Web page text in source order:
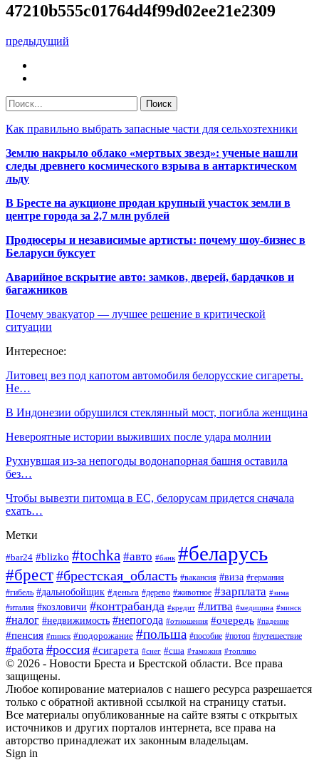
47210b555c01764d4f99d02ee21e2309
предыдущий
Как правильно выбрать запасные части для сельхозтехники
Землю накрыло облако «мертвых звезд»: ученые нашли
следы древнего космического взрыва в антарктическом
льду
В Бресте на аукционе продан крупный участок земли в
центре города за 2,7 млн рублей
Продюсеры и независимые артисты: почему шоу-бизнес в
Беларуси буксует
Аварийное вскрытие авто: замков, дверей, бардачков и
багажников
Почему эвакуатор — лучшее решение в критической
ситуации
Интересное:
Литовец вез под капотом автомобиля белорусские сигареты.
Не…
В Индонезии обрушился стеклянный мост, погибла женщина
Невероятные истории выживших после удара молнии
Рухнувшая из-за непогоды водонапорная башня оставила
без…
Чтобы вывезти питомца в ЕС, белорусам придется сначала
ехать…
Метки
#bar24 #blizko #tochka #авто #банк #беларусь
#брест#брестская_область #вакансия #виза #германия
#гибель #дальнобойщик #деньга #дерево #животное #зарплата #зима
#италия #козловичи #контрабанда #кредит #литва #медицина #минск
#налог #недвижимость #непогода #отношения #очередь #падение
#пенсия #пинск #подорожание #польша #пособие #потоп #путешествие
#работа #россия #сигарета #снег #сша #таможня #топливо
© 2026 - Новости Бреста и Брестской области. Все права
защищены.
Любое копирование материалов с нашего ресурса разрешается
только с обратной активной ссылкой на страницу статьи.
Все материалы опубликованные на сайте взяты с открытых
источников и других порталов интернета, все права на
авторство принадлежат их законным владельцам.
Sign in